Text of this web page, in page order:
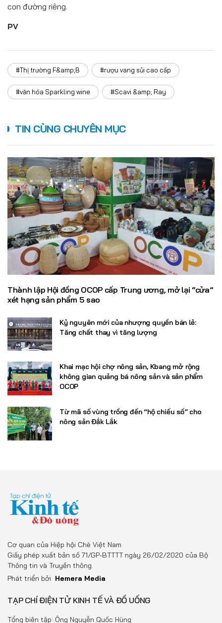
con đường riêng.
PV
#Thị trường F&amp;B #rượu vang sủi cao cấp
#văn hóa Sparkling wine #Scavi &amp; Ray
TIN CÙNG CHUYÊN MỤC
Thành lập Hội đồng OCOP cấp Trung ương, mở lại “cửa”
xét hạng sản phẩm 5 sao
Kỷ nguyên mới của nhượng quyền bán lẻ:
Tăng chất thay vì tăng lượng
Khai mạc hội chợ nông sản, Kbang mở rộng
không gian quảng bá nông sản và sản phẩm
OCOP
Từ mã số vùng trồng đến “hộ chiếu số” cho
nông sản Đắk Lắk
Cơ quan của Hiệp hội Chè Việt Nam
Giấy phép xuất bản số 71/GP-BTTTT ngày 26/02/2020 của Bộ
Thông tin và Truyền thông.
Phát triển bởi Hemera Media
TẠP CHÍ ĐIỆN TỬ KINH TẾ VÀ ĐỒ UỐNG
Tổng biên tập: Ông Nguyễn Quốc Hùng